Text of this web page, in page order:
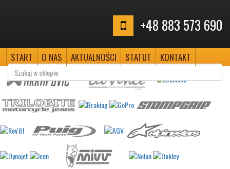
+48 883 573 690
START O NAS AKTUALNOŚCI STATUT KONTAKT